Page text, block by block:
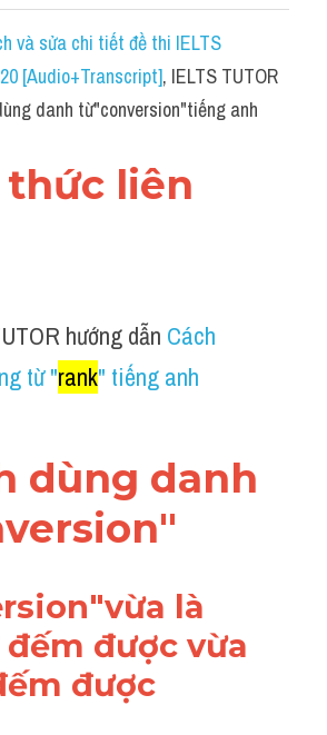
và sửa chi tiết đề thi IELTS
[Audio+Transcript], IELTS TUTOR
danh từ"conversion"tiếng anh
thức liên
hướng dẫn Cách
từ "rank" tiếng anh
dùng danh
là
được vừa
được